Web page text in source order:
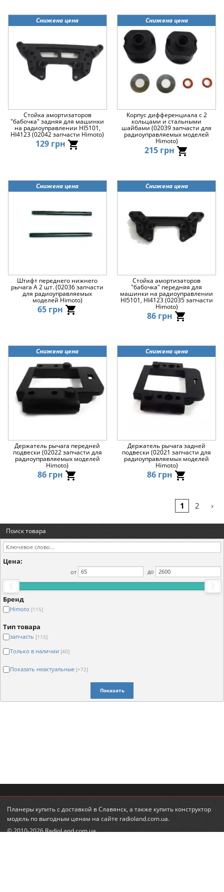
Снижена цена
Стойка амортизаторов
"бабочка" задняя для машинки
на радиоуправлении HI5101,
HI4123 (02042 запчасти Himoto)
129 грн
Снижена цена
Корпус дифференциала с 2
кольцами и стальными
шайбами (02039 запчасти для
радиоуправляемых моделей
Himoto)
215 грн
Снижена цена
Штифт переднего нижнего
рычага A 2 шт. (02036 запчасти
для радиоуправляемых
моделей Himoto)
65 грн
Снижена цена
Стойка амортизаторов
"бабочка" передняя для
машинки на радиоуправлении
HI5101, HI4123 (02035 запчасти
Himoto)
86 грн
Снижена цена
Держатель рычага передней
подвески (02022 запчасти для
радиоуправляемых моделей
Himoto)
86 грн
Снижена цена
Держатель рычага задней
подвески (02021 запчасти для
радиоуправляемых моделей
Himoto)
86 грн
1 2 ›
Поиск товара
Цена:
от до
Бренд
Himoto [115]
Тип товара
запчасть [115]
Только в наличии [40]
Показать неактуальные [+72]
Показать
Планеры купитьс доставкой в Славянск, а также купить конструктор
модельпо выгодным ценам на сайте radioland.com.ua.
© 2010-2026 RadioLand.com.ua